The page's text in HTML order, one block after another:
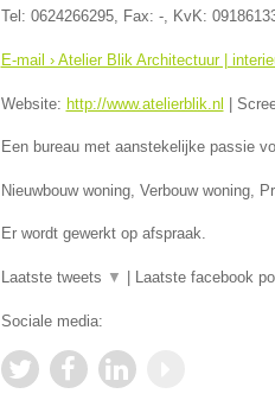
Tel: 0624266295, Fax: -, KvK:
E-mail › Atelier Blik Architectuur |
Website: http://www.atelierblik.nl
Een bureau met aanstekelijke passie
Nieuwbouw woning, Verbouw woning,
Er wordt gewerkt op afspraak.
Laatste tweets ▼ Laatste facebook
Sociale media: